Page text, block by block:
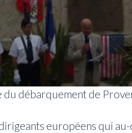
débarquement de
européens qui